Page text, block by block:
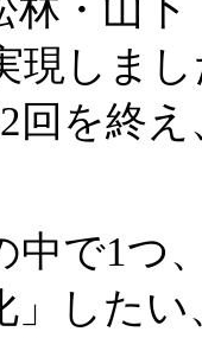
林・山
現しま
回を終
中で1つ
」した